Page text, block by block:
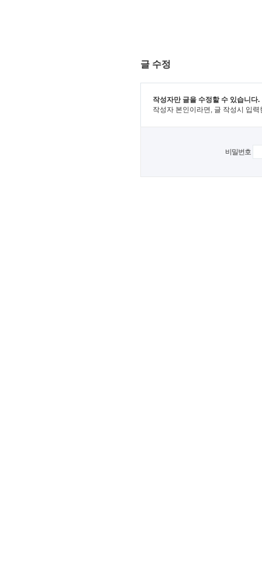
글 수정
작성자만 글을 수정할 수 있습니다.
작성자 본인이라면, 글 작성시 입
비밀번호